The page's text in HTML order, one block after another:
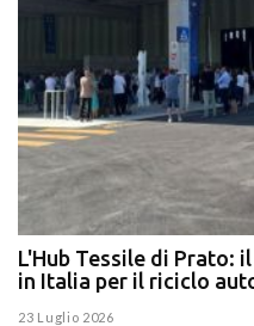
L'Hub Tessile di Prato:
in Italia per il riciclo
23 Luglio 2026